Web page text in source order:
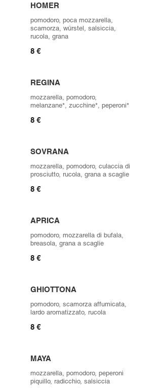
HOMER
pomodoro, poca mozzarella,
scamorza, würstel, salsiccia,
rucola, grana
8 €
REGINA
mozzarella, pomodoro,
melanzane*, zucchine*, peperoni*
8 €
SOVRANA
mozzarella, pomodoro, culaccia di
prosciutto, rucola, grana a scaglie
8 €
APRICA
pomodoro, mozzarella di bufala,
breasola, grana a scaglie
8 €
GHIOTTONA
pomodoro, scamorza affumicata,
lardo aromatizzato, rucola
8 €
MAYA
mozzarella, pomodoro, peperoni
piquillo, radicchio, salsiccia